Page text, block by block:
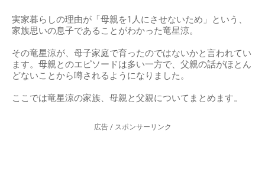
実家暮らしの理由が「母親を1人にさせないため」という、
家族思いの息子であることがわかった竜星涼。
その竜星涼が、母子家庭で育ったのではないかと言われてい
ます。母親とのエピソードは多い一方で、父親の話がほとん
どないことから噂されるようになりました。
ここでは竜星涼の家族、母親と父親についてまとめます。
広告 / スポンサーリンク